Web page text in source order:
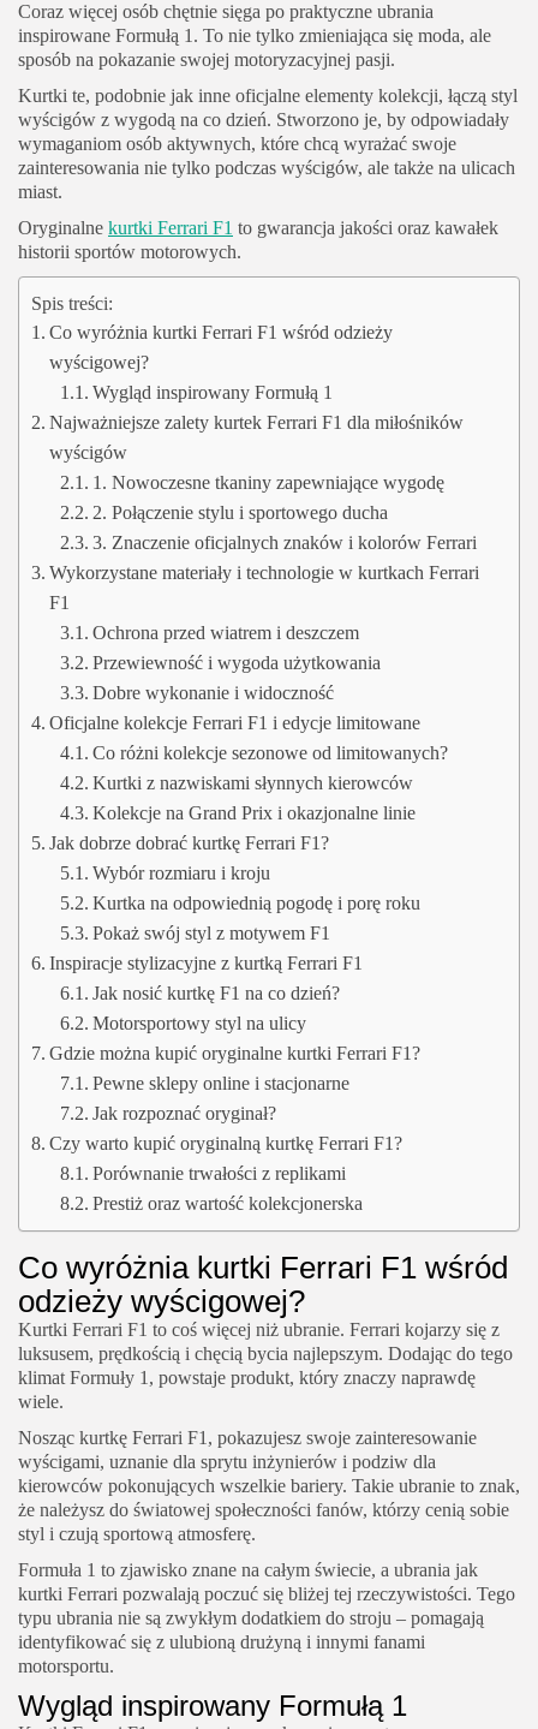
Coraz więcej osób chętnie sięga po praktyczne ubrania
inspirowane Formułą 1. To nie tylko zmieniająca się moda, ale
sposób na pokazanie swojej motoryzacyjnej pasji.
Kurtki te, podobnie jak inne oficjalne elementy kolekcji, łączą styl
wyścigów z wygodą na co dzień. Stworzono je, by odpowiadały
wymaganiom osób aktywnych, które chcą wyrażać swoje
zainteresowania nie tylko podczas wyścigów, ale także na ulicach
miast.
Oryginalne kurtki Ferrari F1 to gwarancja jakości oraz kawałek
historii sportów motorowych.
Spis treści:
Co wyróżnia kurtki Ferrari F1 wśród odzieży
wyścigowej?
Wygląd inspirowany Formułą 1
Najważniejsze zalety kurtek Ferrari F1 dla miłośników
wyścigów
1. Nowoczesne tkaniny zapewniające wygodę
2. Połączenie stylu i sportowego ducha
3. Znaczenie oficjalnych znaków i kolorów Ferrari
Wykorzystane materiały i technologie w kurtkach Ferrari
F1
Ochrona przed wiatrem i deszczem
Przewiewność i wygoda użytkowania
Dobre wykonanie i widoczność
Oficjalne kolekcje Ferrari F1 i edycje limitowane
Co różni kolekcje sezonowe od limitowanych?
Kurtki z nazwiskami słynnych kierowców
Kolekcje na Grand Prix i okazjonalne linie
Jak dobrze dobrać kurtkę Ferrari F1?
Wybór rozmiaru i kroju
Kurtka na odpowiednią pogodę i porę roku
Pokaż swój styl z motywem F1
Inspiracje stylizacyjne z kurtką Ferrari F1
Jak nosić kurtkę F1 na co dzień?
Motorsportowy styl na ulicy
Gdzie można kupić oryginalne kurtki Ferrari F1?
Pewne sklepy online i stacjonarne
Jak rozpoznać oryginał?
Czy warto kupić oryginalną kurtkę Ferrari F1?
Porównanie trwałości z replikami
Prestiż oraz wartość kolekcjonerska
Co wyróżnia kurtki Ferrari F1 wśród
odzieży wyścigowej?
Kurtki Ferrari F1 to coś więcej niż ubranie. Ferrari kojarzy się z
luksusem, prędkością i chęcią bycia najlepszym. Dodając do tego
klimat Formuły 1, powstaje produkt, który znaczy naprawdę
wiele.
Nosząc kurtkę Ferrari F1, pokazujesz swoje zainteresowanie
wyścigami, uznanie dla sprytu inżynierów i podziw dla
kierowców pokonujących wszelkie bariery. Takie ubranie to znak,
że należysz do światowej społeczności fanów, którzy cenią sobie
styl i czują sportową atmosferę.
Formuła 1 to zjawisko znane na całym świecie, a ubrania jak
kurtki Ferrari pozwalają poczuć się bliżej tej rzeczywistości. Tego
typu ubrania nie są zwykłym dodatkiem do stroju – pomagają
identyfikować się z ulubioną drużyną i innymi fanami
motorsportu.
Wygląd inspirowany Formułą 1